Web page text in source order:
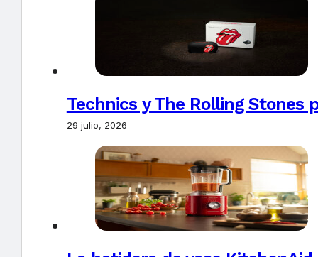
Technics y The Rolling Stones
29 julio, 2026